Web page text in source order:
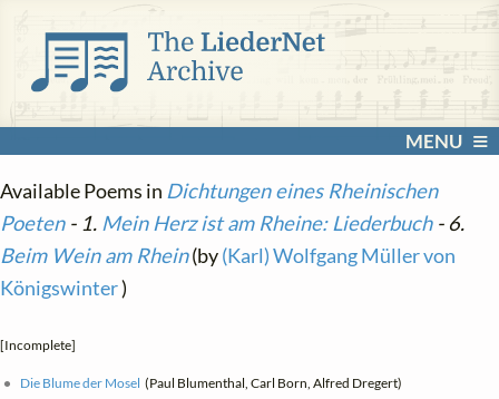
MENU
Available Poems in Dichtungen eines Rheinischen
Poeten- 1. Mein Herz ist am Rheine: Liederbuch- 6.
Beim Wein am Rhein(by(Karl) Wolfgang Müller von
Königswinter)
[Incomplete]
Die Blume der Mosel (Paul Blumenthal, Carl Born, Alfred Dregert)